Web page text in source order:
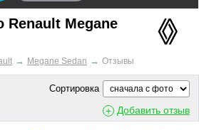
Renault Megane
→ Megane Sedan → Отзывы
Сортировка
Добавить отзыв